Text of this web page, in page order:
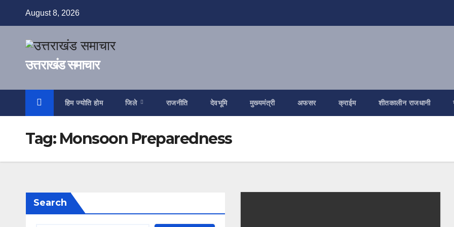
August 8, 2026
उत्तराखंड समाचार
हिम ज्योति होम जिले राजनीति देवभूमि मुख्यमंत्री अफसर क्राईम शीतकालीन राजधानी
Tag: Monsoon Preparedness
Search